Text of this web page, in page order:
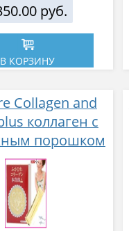
руб.
В КОРЗИНУ
Collagen and
коллаген с
порошком
№ 30